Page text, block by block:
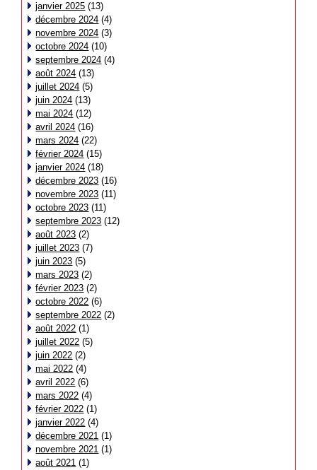
janvier 2025 (13)
décembre 2024 (4)
novembre 2024 (3)
octobre 2024 (10)
septembre 2024 (4)
août 2024 (13)
juillet 2024 (5)
juin 2024 (13)
mai 2024 (12)
avril 2024 (16)
mars 2024 (22)
février 2024 (15)
janvier 2024 (18)
décembre 2023 (16)
novembre 2023 (11)
octobre 2023 (11)
septembre 2023 (12)
août 2023 (2)
juillet 2023 (7)
juin 2023 (5)
mars 2023 (2)
février 2023 (2)
octobre 2022 (6)
septembre 2022 (2)
août 2022 (1)
juillet 2022 (5)
juin 2022 (2)
mai 2022 (4)
avril 2022 (6)
mars 2022 (4)
février 2022 (1)
janvier 2022 (4)
décembre 2021 (1)
novembre 2021 (1)
août 2021 (1)